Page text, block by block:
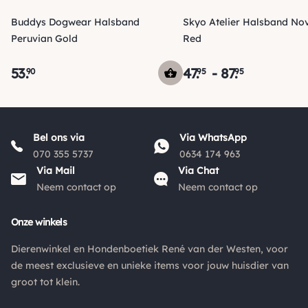
Verzending
Je ontvangt een track & trace code van ons zodat je je
pakketje kan volgen. Voor orders tot € 15.00 zijn de
verzendkosten € 5.95, daarna € 3.95
*en gratis vanaf €
*.
*De verzendkosten naar België en de rest van Europa wijken
onder de €50,00 zijn voor België €6,95 en boven de €50,00
zijn de verzendkosten €3,95. De pakketten naar België
worden aangetekend en verzekerd verstuurd. Voor de
Buddys Dogwear Halsband
Peruvian Gold
53.90
Skyo Atelier Halsband
Red
47.95 - 87.95
Bel ons via
070 355 5737
Via WhatsApp
0634 174 963
Via Mail
Neem contact op
Via Chat
Neem contact op
Onze winkels
Dierenwinkel en Hondenboetiek René van der Westen, voor
de meest exclusieve en unieke items voor jouw huisdier van
groot tot klein.